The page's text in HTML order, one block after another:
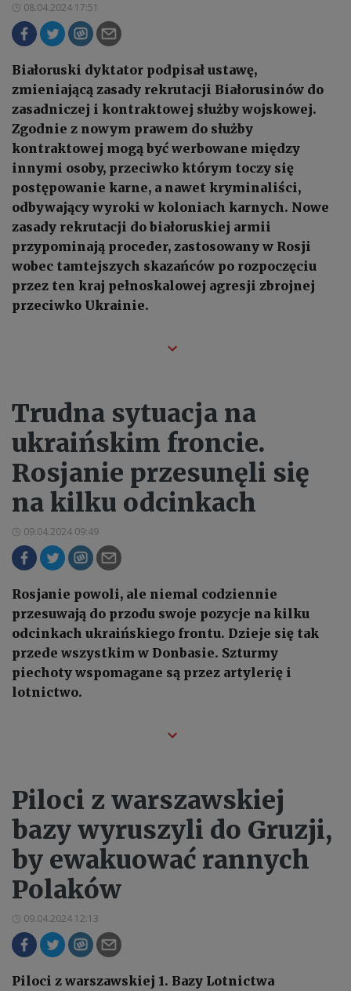
08.04.2024 17:51
Białoruski dyktator podpisał ustawę,
zmieniającą zasady rekrutacji Białorusinów do
zasadniczej i kontraktowej służby wojskowej.
Zgodnie z nowym prawem do służby
kontraktowej mogą być werbowane między
innymi osoby, przeciwko którym toczy się
postępowanie karne, a nawet kryminaliści,
odbywający wyroki w koloniach karnych. Nowe
zasady rekrutacji do białoruskiej armii
przypominają proceder, zastosowany w Rosji
wobec tamtejszych skazańców po rozpoczęciu
przez ten kraj pełnoskalowej agresji zbrojnej
przeciwko Ukrainie.
Trudna sytuacja na
ukraińskim froncie.
Rosjanie przesunęli się
na kilku odcinkach
09.04.2024 09:49
Rosjanie powoli, ale niemal codziennie
przesuwają do przodu swoje pozycje na kilku
odcinkach ukraińskiego frontu. Dzieje się tak
przede wszystkim w Donbasie. Szturmy
piechoty wspomagane są przez artylerię i
lotnictwo.
Piloci z warszawskiej
bazy wyruszyli do Gruzji,
by ewakuować rannych
Polaków
09.04.2024 12:13
Piloci z warszawskiej 1. Bazy Lotnictwa